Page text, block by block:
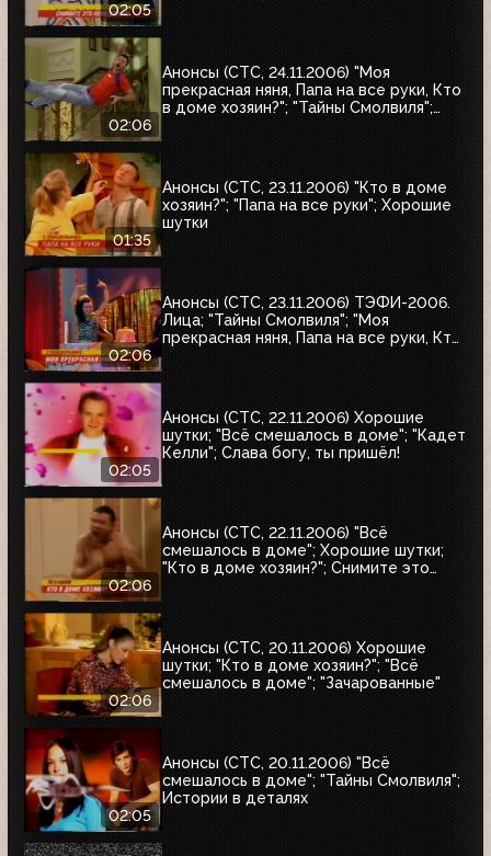
02:05
02:06
Анонсы (СТС, 24.11.2006) "Моя
прекрасная няня, Папа на все руки, Кто
в доме хозяин?"; "Тайны Смолвиля";
01:35
Анонсы (СТС, 23.11.2006) "Кто в доме
хозяин?"; "Папа на все руки"; Хорошие
шутки
02:06
Анонсы (СТС, 23.11.2006) ТЭФИ-2006.
Лица; "Тайны Смолвиля"; "Моя
прекрасная няня, Папа на все руки, Кто
02:05
Анонсы (СТС, 22.11.2006) Хорошие
шутки; "Всё смешалось в доме"; "Кадет
Келли"; Слава богу, ты пришёл!
02:06
Анонсы (СТС, 22.11.2006) "Всё
смешалось в доме"; Хорошие шутки;
"Кто в доме хозяин?"; Снимите это
02:06
Анонсы (СТС, 20.11.2006) Хорошие
шутки; "Кто в доме хозяин?"; "Всё
смешалось в доме"; "Зачарованные"
02:05
Анонсы (СТС, 20.11.2006) "Всё
смешалось в доме"; "Тайны Смолвиля";
Истории в деталях